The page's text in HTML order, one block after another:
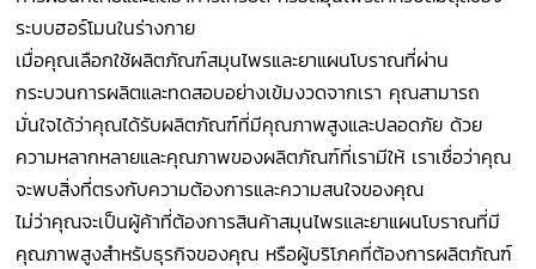
ระบบฮอร์โมนในร่างกาย
เมื่อคุณเลือกใช้ผลิตภัณฑ์สมุนไพรและยาแผนโบราณที่ผ่าน
กระบวนการผลิตและทดสอบอย่างเข้มงวดจากเรา คุณสามารถ
มั่นใจได้ว่าคุณได้รับผลิตภัณฑ์ที่มีคุณภาพสูงและปลอดภัย ด้วย
ความหลากหลายและคุณภาพของผลิตภัณฑ์ที่เรามีให้ เราเชื่อว่าคุณ
จะพบสิ่งที่ตรงกับความต้องการและความสนใจของคุณ
ไม่ว่าคุณจะเป็นผู้ค้าที่ต้องการสินค้าสมุนไพรและยาแผนโบราณที่มี
คุณภาพสูงสำหรับธุรกิจของคุณ หรือผู้บริโภคที่ต้องการผลิตภัณฑ์